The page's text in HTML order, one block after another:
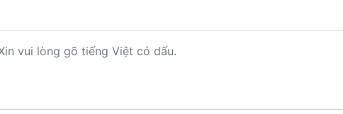
vui lòng gõ tiếng Việt có dấu.